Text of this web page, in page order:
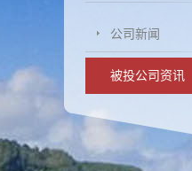
公司新闻
被投公司资讯